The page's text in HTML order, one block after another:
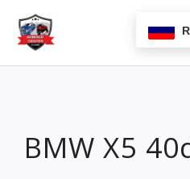
Перейти
содержимому
BMW X5